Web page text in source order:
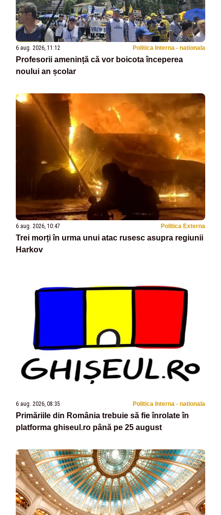
6 aug. 2026, 11:12 Politica Interna - nationala
Profesorii amenință că vor boicota începerea
noului an școlar
6 aug. 2026, 10:47 Politica Externa
Trei morți în urma unui atac rusesc asupra regiunii
Harkov
6 aug. 2026, 08:35 Politica Interna - nationala
Primăriile din România trebuie să fie înrolate în
platforma ghiseul.ro până pe 25 august